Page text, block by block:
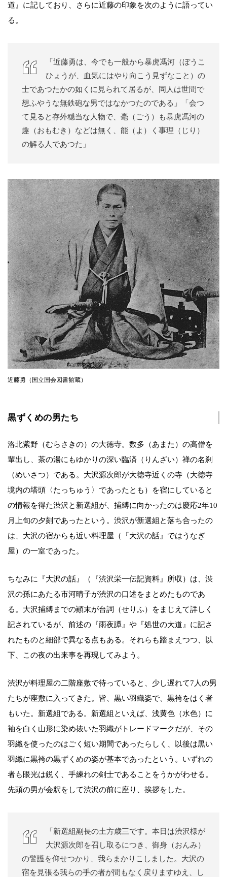
道』に記しており、さらに近藤の印象を次のように語ってい
る。
「近藤勇は、今でも一般から暴虎馮河（ぼうこ
ひょうが、血気にはやり向こう見ずなこと）の
士であつたかの如くに見られて居るが、同人は世間で
想ふやうな無鉄砲な男ではなかつたのである」「会つ
て見ると存外穏当な人物で、毫（ごう）も暴虎馮河の
趣（おもむき）などは無く、能（よ）く事理（じり）
の解る人であつた」
近藤勇（国立国会図書館蔵）
黒ずくめの男たち
洛北紫野（むらさきの）の大徳寺。数多（あまた）の高僧を
輩出し、茶の湯にもゆかりの深い臨済（りんざい）禅の名刹
（めいさつ）である。大沢源次郎が大徳寺近くの寺（大徳寺
境内の塔頭〈たっちゅう〉であったとも）を宿にしていると
の情報を得た渋沢と新選組が、捕縛に向かったのは慶応2年10
月上旬の夕刻であったという。渋沢が新選組と落ち合ったの
は、大沢の宿からも近い料理屋（『大沢の話』ではうなぎ
屋）の一室であった。
ちなみに『大沢の話』（『渋沢栄一伝記資料』所収）は、渋
沢の孫にあたる市河晴子が渋沢の口述をまとめたものであ
る。大沢捕縛までの顚末が台詞（せりふ）をまじえて詳しく
記されているが、前述の『雨夜譚』や『処世の大道』に記さ
れたものと細部で異なる点もある。それらも踏まえつつ、以
下、この夜の出来事を再現してみよう。
渋沢が料理屋の二階座敷で待っていると、少し遅れて7人の男
たちが座敷に入ってきた。皆、黒い羽織姿で、黒袴をはく者
もいた。新選組である。新選組といえば、浅黄色（水色）に
袖を白く山形に染め抜いた羽織がトレードマークだが、その
羽織を使ったのはごく短い期間であったらしく、以後は黒い
羽織に黒袴の黒ずくめの姿が基本であったという。いずれの
者も眼光は鋭く、手練れの剣士であることをうかがわせる。
先頭の男が会釈をして渋沢の前に座り、挨拶をした。
「新選組副長の土方歳三です。本日は渋沢様が
大沢源次郎を召し取るにつき、御身（おんみ）
の警護を仰せつかり、我らまかりこしました。大沢の
宿を見張る我らの手の者が間もなく戻りますゆえ、し